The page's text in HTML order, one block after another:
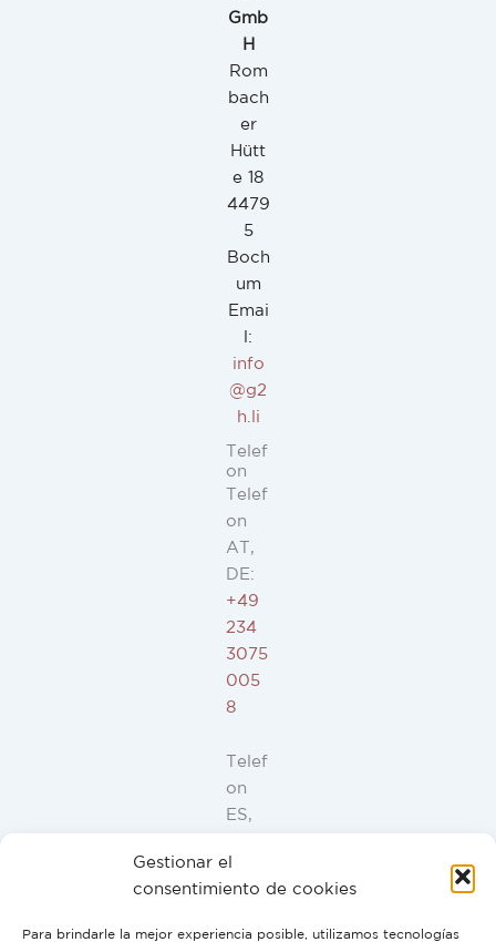
Gestionar el
consentimiento de cookies
Para brindarle la mejor experiencia posible, utilizamos tecnologías
Gmb
H
Rom
bach
er
Hütt
e 18
4479
5
Boch
um
Emai
l:
info
@g2
h.li
Telef
on
Telef
on
AT,
DE:
+49
234
3075
005
8
Telef
on
ES,
IT,
PT: